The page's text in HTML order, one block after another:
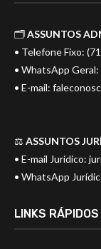
🗂️ASSUNTOS
• Telefone Fixo:
• WhatsApp
• E-mail:
⚖️ ASSUNTOS
• E-mail Jurídico:
• WhatsApp
LINKS RÁPIDOS